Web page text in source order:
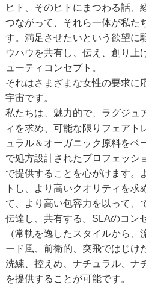
ヒト、そのヒトにまつわる話、
つながって、それら一体が私た
す。満足させたいという欲望に
ウハウを共有し、伝え、創り上
ューティコンセプト。
それはさまざまな女性の要求に
宇宙です。
私たちは、魅力的で、ラグジュ
ィを求め、可能な限りフェアト
ュラル＆オーガニック原料をベ
で処方設計されたプロフェッシ
で提供することを心がけます。
トし、より高いクオリティを求
て、より高い包容力を以って、
伝達し、共有する。SLAのコン
（常軌を逸したスタイルから
ード風、前衛的、突飛ではじけ
洗練、控えめ、ナチュラル、ナ
を提供することが可能です。